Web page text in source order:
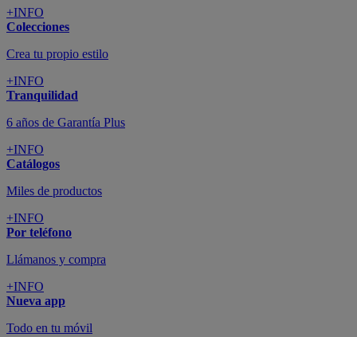
+INFO
Colecciones
Crea tu propio estilo
+INFO
Tranquilidad
6 años de Garantía Plus
+INFO
Catálogos
Miles de productos
+INFO
Por teléfono
Llámanos y compra
+INFO
Nueva app
Todo en tu móvil